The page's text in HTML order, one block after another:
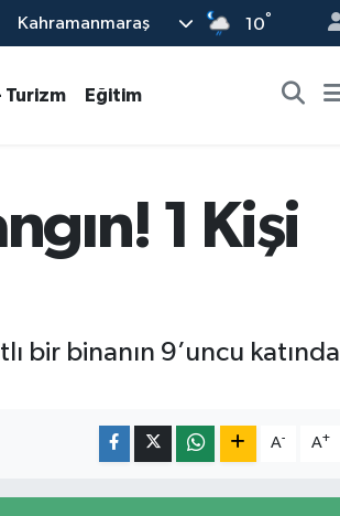
Kahramanmaraş 10°
Turizm Eğitim
1 Kişi
bir binanın 9’uncu katında
A- A+